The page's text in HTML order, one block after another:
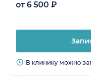
от 6 500 ₽
В клинику можно